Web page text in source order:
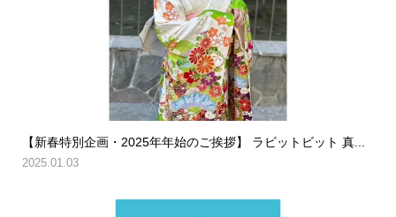
【新春特別企画・2025年年始のご挨拶】 ラビットビット 真...
2025.01.03